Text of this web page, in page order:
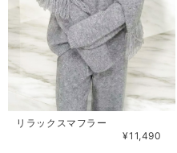
リラックスマフラー
¥11,490